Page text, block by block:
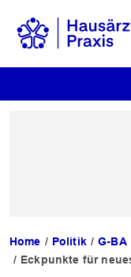
Home Politik
G-BA
Eckpunkte für